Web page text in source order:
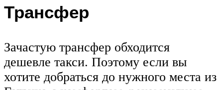
Трансфер
Зачастую трансфер обходится
дешевле такси. Поэтому если вы
хотите добраться до нужного места из